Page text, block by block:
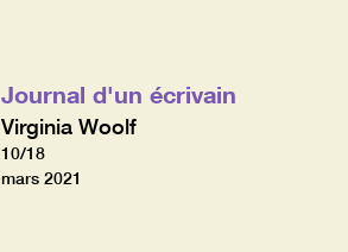
Journal d'un écrivain
Virginia Woolf
10/18
mars 2021